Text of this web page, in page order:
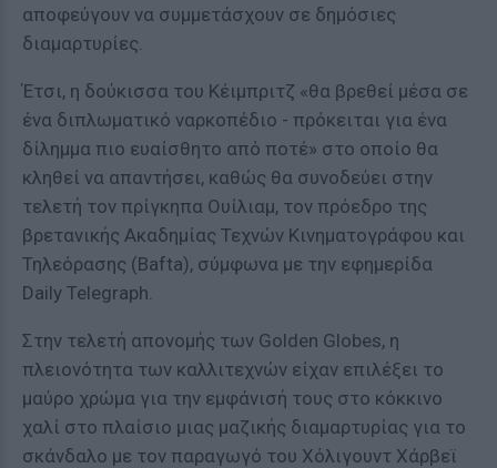
αποφεύγουν να συμμετάσχουν σε δημόσιες
διαμαρτυρίες.
Έτσι, η δούκισσα του Κέιμπριτζ «θα βρεθεί μέσα σε
ένα διπλωματικό ναρκοπέδιο - πρόκειται για ένα
δίλημμα πιο ευαίσθητο από ποτέ» στο οποίο θα
κληθεί να απαντήσει, καθώς θα συνοδεύει στην
τελετή τον πρίγκηπα Ουίλιαμ, τον πρόεδρο της
βρετανικής Ακαδημίας Τεχνών Κινηματογράφου και
Τηλεόρασης (Bafta), σύμφωνα με την εφημερίδα
Daily Telegraph.
Στην τελετή απονομής των Golden Globes, η
πλειονότητα των καλλιτεχνών είχαν επιλέξει το
μαύρο χρώμα για την εμφάνισή τους στο κόκκινο
χαλί στο πλαίσιο μιας μαζικής διαμαρτυρίας για το
σκάνδαλο με τον παραγωγό του Χόλιγουντ Χάρβεϊ